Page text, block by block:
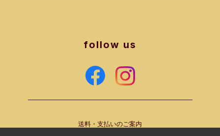
follow us
送料・支払いのご案内